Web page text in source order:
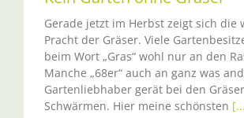
Gerade jetzt im Herbst zeigt sich die
Pracht der Gräser. Viele
beim Wort „Gras“ wohl nur an den
Manche „68er“ auch an ganz was
Gartenliebhaber gerät bei den
Schwärmen. Hier meine schönsten